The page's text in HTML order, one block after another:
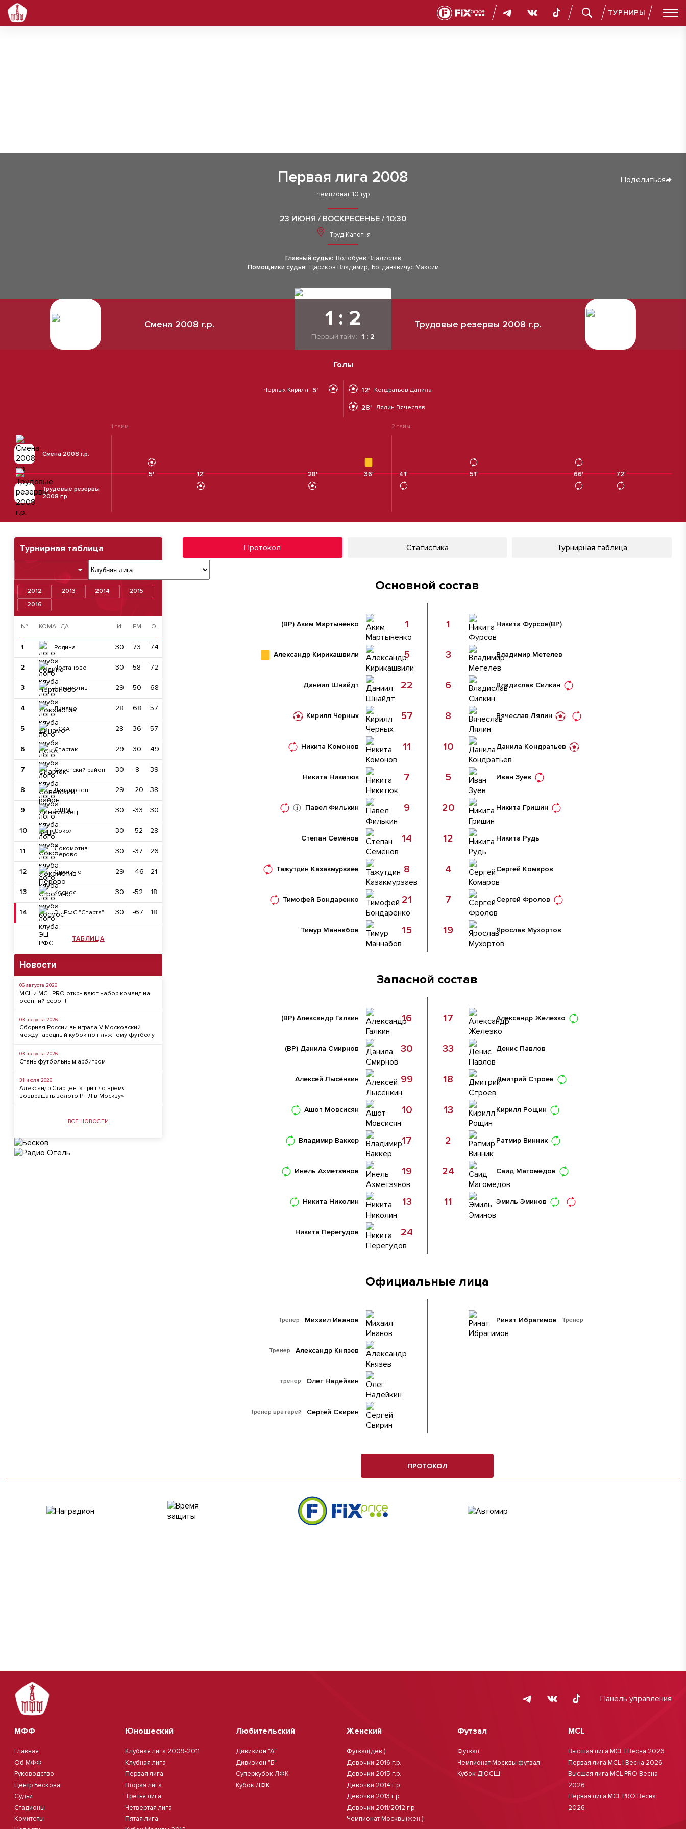
ТУРНИРЫ
Первая лига 2008 Поделиться
Чемпионат. 10 тур
23 ИЮНЯ / ВОСКРЕСЕНЬЕ / 10:30
Труд Капотня
Главный судья: Волобуев Владислав
Помощники судьи: Цариков Владимир, Богданавичус Максим
Смена 2008 г.р. 1 : 2
Первый тайм: 1 : 2
Трудовые резервы 2008 г.р.
Голы
Черных Кирилл 5' Кондратьев Данила
12'
Лялин Вячеслав
28'
Смена 2008 г.р.
1 тайм 2 тайм
5' 12' 28' 36' 41' 51' 66'
66' 72'
Трудовые резервы
2008 г.р.
Турнирная таблица
2012 2013 2014
2015
2016
№ КОМАНДА И РМ О
1 Родина 30 73 74
2 Чертаново 30 58 72
3 Локомотив 29 50 68
4 Динамо 28 68 57
5 ЦСКА 28 36 57
6 Спартак 29 30 49
7 Советский район 30 -8 39
8 Динамовец 29 -20 38
9 ФШМ 30 -33 30
10 Сокол 30 -52 28
11
Локомотив-
Перово
30 -37 26
12 Строгино 29 -46 21
13 Космос 30 -52 18
14 ЭЦ РФС "Спарта" 30 -67 18
ТАБЛИЦА
Новости
06 августа 2026
MCL и MCL PRO открывают набор команд на
осенний сезон!
03 августа 2026
Сборная России выиграла V Московский
международный кубок по пляжному футболу
03 августа 2026
Стань футбольным арбитром
31 июля 2026
Александр Старцев: «Пришло время
возвращать золото РПЛ в Москву»
ВСЕ НОВОСТИ
Протокол Статистика Турнирная таблица
Основной состав
Аким Мартыненко
(ВР) 1
Александр Кирикашвили 5
Даниил Шнайдт 22
Кирилл Черных 57
Никита Комонов 11
Никита Никитюк 7
Павел Филькин 9
Степан Семёнов 14
Тажутдин Казакмурзаев 8
Тимофей Бондаренко 21
Тимур Маннабов 15
Никита Фурсов(ВР)
1
Владимир Метелев
3
Владислав Силкин
6
Вячеслав Лялин
8
Данила Кондратьев
10
Иван Зуев
5
Никита Гришин
20
Никита Рудь
12
Сергей Комаров
4
Сергей Фролов
7
Ярослав Мухортов
19
Запасной состав
Александр Галкин
(ВР) 16
Данила Смирнов
(ВР) 30
Алексей Лысёнкин 99
Ашот Мовсисян 10
Владимир Ваккер 17
Инель Ахметзянов 19
Никита Николин 13
Никита Перегудов 24
Александр Железко
17
Денис Павлов
33
Дмитрий Строев
18
Кирилл Рощин
13
Ратмир Винник
2
Саид Магомедов
24
Эмиль Эминов
11
Официальные лица
Тренер Михаил Иванов
Тренер Александр Князев
тренер Олег Надейкин
Тренер вратарей Сергей Свирин
Тренер
Ринат Ибрагимов
ПРОТОКОЛ
Панель управления
МФФ
Главная
Об МФФ
Руководство
Центр Бескова
Судьи
Стадионы
Комитеты
Юношеский
Клубная лига 2009-2011
Клубная лига
Первая лига
Вторая лига
Третья лига
Четвертая лига
Пятая лига
Любительский
Дивизион "А"
Дивизион "Б"
Суперкубок ЛФК
Кубок ЛФК
Женский
Футзал(дев.)
Девочки 2016 г.р.
Девочки 2015 г.р.
Девочки 2014 г.р.
Девочки 2013 г.р.
Девочки 2011/2012 г.р.
Чемпионат Москвы(жен.)
Футзал
Футзал
Чемпионат Москвы футзал
Кубок ДЮСШ
MCL
Высшая лига MCL | Весна 2026
Первая лига MCL | Весна 2026
Высшая лига MCL PRO Весна
2026
Первая лига MCL PRO Весна
2026